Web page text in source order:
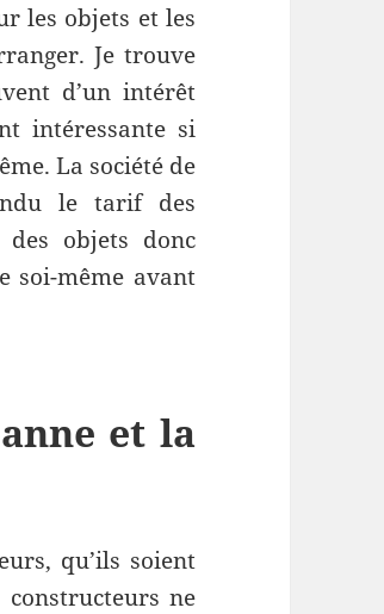
les objets et les
Je trouve
d’un intérêt
intéressante si
La société de
le tarif des
objets donc
soi-même avant
et la
qu’ils soient
ne